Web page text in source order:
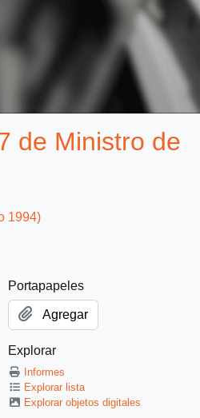
de Ministro de
1994)
Portapapeles
Agregar
Explorar
Informes
Explorar lista
Explorar objetos digitales